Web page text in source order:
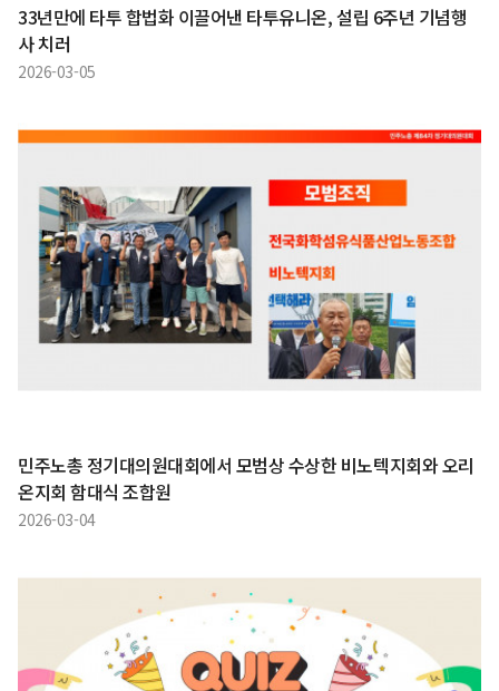
33년만에 타투 합법화 이끌어낸 타투유니온, 설립 6주년 기념행
사 치러
2026-03-05
민주노총 정기대의원대회에서 모범상 수상한 비노텍지회와 오리
온지회 함대식 조합원
2026-03-04